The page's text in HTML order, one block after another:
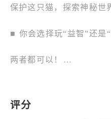
保护这只猫，探索神秘世
■ 你会选择玩“益智”还是“
两者都可以！
■ 在“梦境世界”中，体验
评分